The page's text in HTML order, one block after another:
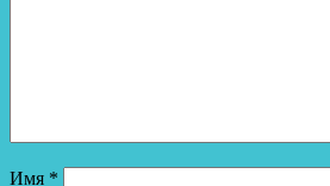
Имя *